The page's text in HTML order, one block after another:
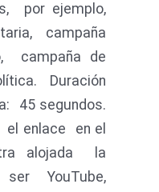
por ejemplo,
campaña
campaña de
Duración
45 segundos.
el enlace en el
alojada la
YouTube,